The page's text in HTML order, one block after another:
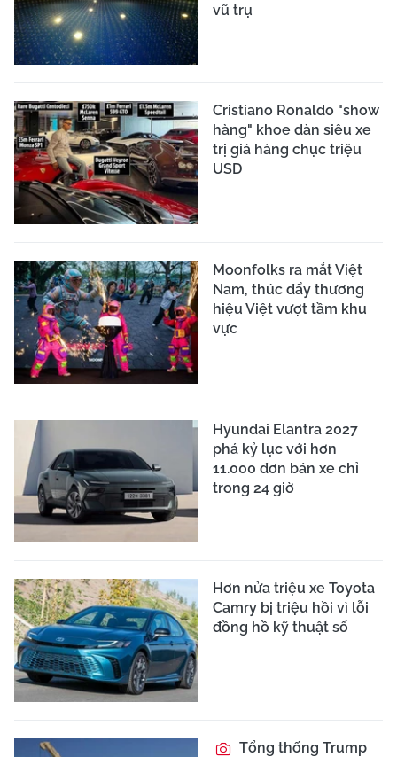
vũ trụ
Cristiano Ronaldo "show
hàng" khoe dàn siêu xe
trị giá hàng chục triệu
USD
Moonfolks ra mắt Việt
Nam, thúc đẩy thương
hiệu Việt vượt tầm khu
vực
Hyundai Elantra 2027
phá kỷ lục với hơn
11.000 đơn bán xe chỉ
trong 24 giờ
Hơn nửa triệu xe Toyota
Camry bị triệu hồi vì lỗi
đồng hồ kỹ thuật số
Tổng thống Trump